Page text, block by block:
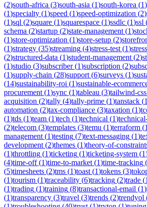
(2)south-africa (3)south-asia (1)south-korea (1)
(1)specialty (1)speed (1)speed-optimization (2)
(1)sql (2)square (1)squarespace (1)ssdlc (1)ssl
schema (2)startup (2)state-management (1)
(1)store-optimization (1)store-setup (2)
(1)strategy (35)streaming (4)stress-test (1)
(2)structured-data (1)student-management (2)
(1)studio (3)subscriber(1)subscription (2)
(1)supply-chain (28)support (6)surveys (1)
(14)sustainability-roi (1)sustainable-
procurement (1)sync (1)tableau (3)tailwind-css
acquisition (2)tally (4)tally-prime (1)tanstack (1
automation (2)tax-compliance (3)taxation (1)
(1)tds (1)team (1)tech (1)technical (1)
(2)telecom (3)templates (3)temu (1)terraform (1
management (1)testing (7)text-messaging (1)
development (2)themes (1)theory-of-
(1)throttling (1)ticketing (1)ticketing-system (1
(4)time-off(1)time-to-market (1)time-tracking (
(5)timesheets (2)tms (1)toast (1)tokens (3)
(1)tourism (1)traceability (6)tracking (2)trade (1
(1)trading (1)training (8)transactional-email (1)
(1)transparency (3)travel (3)trends (2)trendyol